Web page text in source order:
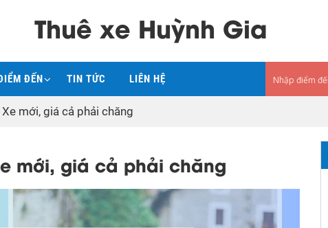
Thuê xe Huỳnh Gia
ĐẾN TIN TỨC LIÊN HỆ
mới, giá cả phải chăng
mới, giá cả phải chăng